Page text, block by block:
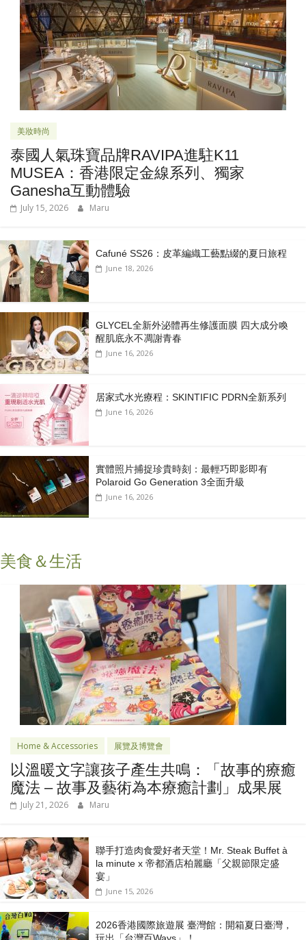
美妝時尚
泰國人氣珠寶品牌RAVIPA進駐K11
MUSEA：香港限定金線系列、獨家
Ganesha互動體驗
July 15, 2026 Maru
Cafuné SS26：皮革編織工藝點綴的夏日旅程
June 18, 2026
GLYCEL全新外泌體再生修護面膜 四大成分喚
醒肌底永不凋謝青春
June 16, 2026
居家式水光療程：SKINTIFIC PDRN全新系列
June 16, 2026
實體照片捕捉珍貴時刻：最輕巧即影即有
Polaroid Go Generation 3全面升級
June 16, 2026
美食＆生活
Home & Accessories 展覽及博覽會
以溫暖文字讓孩子產生共鳴：「故事的療癒
魔法 – 故事及藝術為本療癒計劃」成果展
July 21, 2026 Maru
聯手打造肉食愛好者天堂！Mr. Steak Buffet à
la minute x 帝都酒店柏麗廳「⽗親節限定盛
宴」
June 15, 2026
2026香港國際旅遊展 臺灣館：開箱夏日臺灣，
玩出「台灣百Ways」！